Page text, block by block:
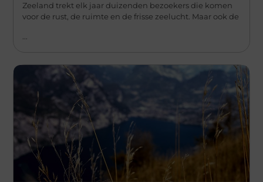
Zeeland trekt elk jaar duizenden bezoekers die komen
voor de rust, de ruimte en de frisse zeelucht. Maar ook de